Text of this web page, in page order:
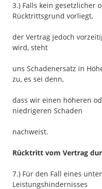
3.) Falls kein gesetzlicher
Rücktrittsgrund vorliegt,
der Vertrag jedoch
wird, steht
uns Schadenersatz in
zu, es sei denn,
dass wir einen höheren
niedrigeren Schaden
nachweist.
Rücktritt vom Vertrag
7.) Für den Fall eines
Leistungshindernisses